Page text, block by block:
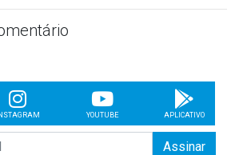
INSTAGRAM YOUTUBE APLICATIVO
Assinar